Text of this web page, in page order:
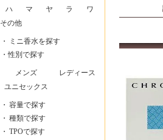
ハ
マ ヤ ラ
ワ
その他
・
ミニ香水を探す
・性別で探す
メンズ
レディース
ユニセックス
・ 容量で探す
・ 種類で探す
・ TPOで探す